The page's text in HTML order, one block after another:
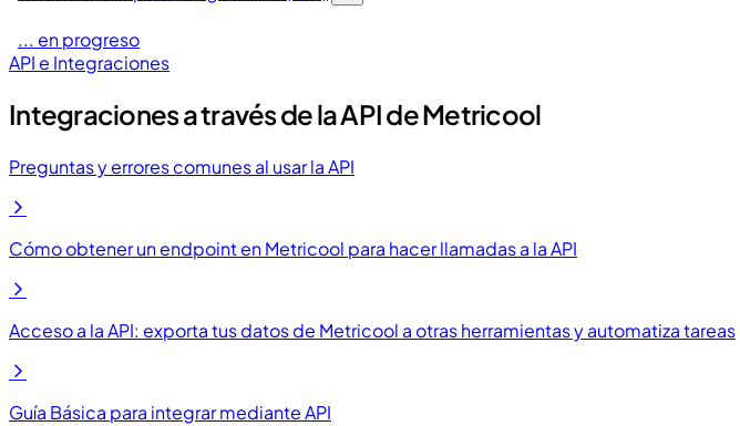
... en progreso
API e Integraciones
Integraciones a través de la API de Metricool
Preguntas y errores comunes al usar la API
Cómo obtener un endpoint en Metricool para hacer llamadas a la API
Acceso a la API: exporta tus datos de Metricool a otras herramientas y automatiza tareas
Guía Básica para integrar mediante API